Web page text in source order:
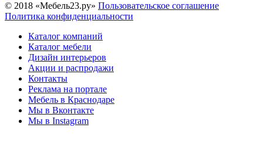
© 2018 «Мебель23.ру» Пользовательское соглашение
Политика конфиденциальности
Каталог компаний
Каталог мебели
Дизайн интерьеров
Акции и распродажи
Контакты
Реклама на портале
Мебель в Краснодаре
Мы в Вконтакте
Мы в Instagram